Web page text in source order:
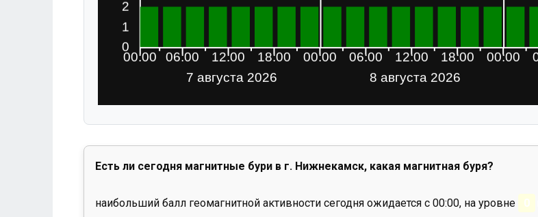
Есть ли сегодня магнитные бури в г. Нижнекамск, какая магнитная буря?
наибольший балл геомагнитной активности сегодня ожидается с 00:00, на уровне 0